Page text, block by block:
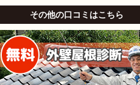
B社を選び防水工事，施工を
お願いしました。Ｂしかし、
半年も立たないうちに、沢山
の亀裂がはいり、業者に連絡
して、その後補修工事をし、
さらに3ヶ月後に賃貸で貸し
その他の口コミはこちら